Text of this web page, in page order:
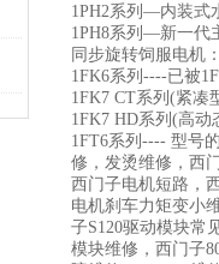
1PH2系列—内装
1PH8系列—新一代
同步旋转饲服电机
1FK6系列----已被
1FK7 CT系列(紧
1FK7 HD系列(高
1FT6系列---- 型号
修，发烫维修，西
西门子电机短路，
电机刹车力矩变小
子S120驱动模块常
模块维修，西门子